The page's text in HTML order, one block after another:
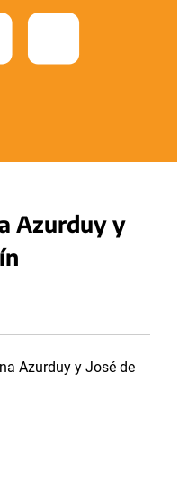
Azurduy y
Azurduy y José de